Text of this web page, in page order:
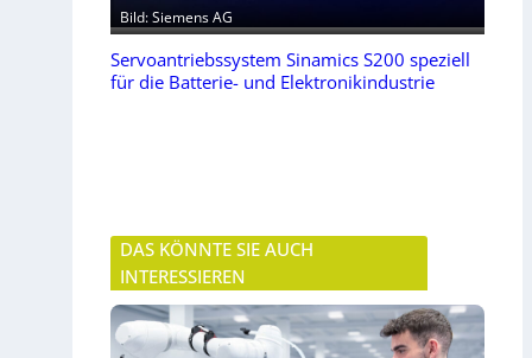
Bild: Siemens AG
Servoantriebssystem Sinamics S200 speziell
für die Batterie- und Elektronikindustrie
DAS KÖNNTE SIE AUCH
INTERESSIEREN